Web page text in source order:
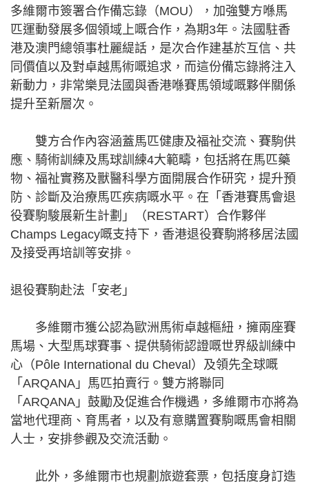
多維爾市簽署合作備忘錄（MOU），加強雙方喺馬
匹運動發展多個領域上嘅合作，為期3年。法國駐香
港及澳門總領事杜麗緹話，是次合作建基於互信、共
同價值以及對卓越馬術嘅追求，而這份備忘錄將注入
新動力，非常樂見法國與香港喺賽馬領域嘅夥伴關係
提升至新層次。
雙方合作內容涵蓋馬匹健康及福祉交流、賽駒供
應、騎術訓練及馬球訓練4大範疇，包括將在馬匹藥
物、福祉實務及獸醫科學方面開展合作研究，提升預
防、診斷及治療馬匹疾病嘅水平。在「香港賽馬會退
役賽駒駿展新生計劃」（RESTART）合作夥伴
Champs Legacy嘅支持下，香港退役賽駒將移居法國
及接受再培訓等安排。
退役賽駒赴法「安老」
多維爾市獲公認為歐洲馬術卓越樞紐，擁兩座賽
馬場、大型馬球賽事、提供騎術認證嘅世界級訓練中
心（Pôle International du Cheval）及領先全球嘅
「ARQANA」馬匹拍賣行。雙方將聯同
「ARQANA」鼓勵及促進合作機遇，多維爾市亦將為
當地代理商、育馬者，以及有意購置賽駒嘅馬會相關
人士，安排參觀及交流活動。
此外，多維爾市也規劃旅遊套票，包括度身訂造